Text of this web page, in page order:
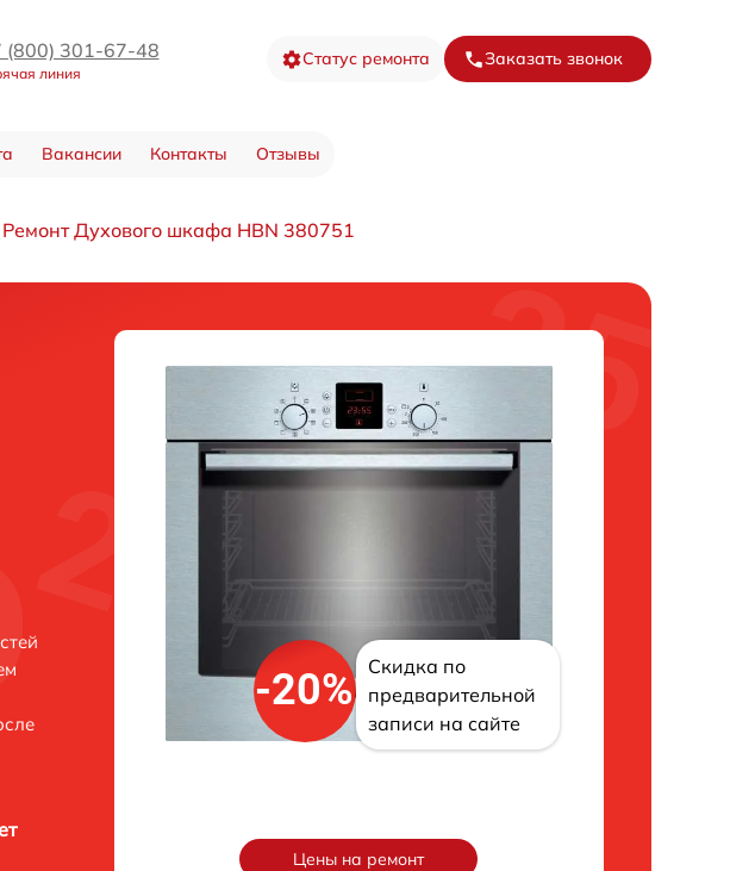
(800) 301-67-48
линия
Статус ремонта Заказать звонок
Вакансии Контакты Отзывы
Ремонт Духового шкафа HBN 380751
-20%
Скидка по
предварительной
записи на сайте
Цены на ремонт